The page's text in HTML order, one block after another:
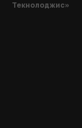
Текнолоджис»